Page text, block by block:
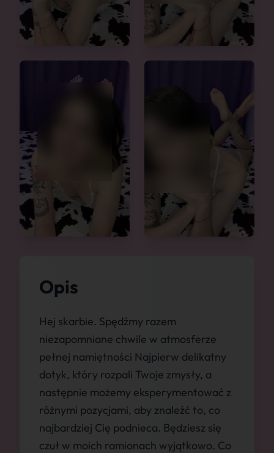
Opis
Hej skarbie. Spędźmy razem
niezapomniane chwile w atmosferze
pełnej namiętności Najpierw delikatny
dotyk, który rozpali Twoje zmysły, a
następnie możemy eksperymentować z
różnymi pozycjami, aby znaleźć to, co
najbardziej Cię podnieca. Będziesz się
czuł w moich ramionach wyjątkowo. Co